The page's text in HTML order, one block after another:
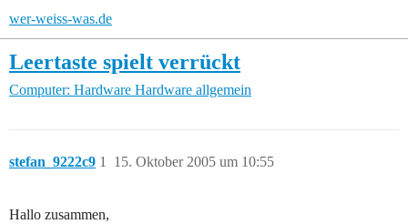
wer-weiss-was.de
Leertaste spielt verrückt
Computer: Hardware Hardware allgemein
stefan_9222c9 15. Oktober 2005 um 10:55
1
Hallo zusammen,